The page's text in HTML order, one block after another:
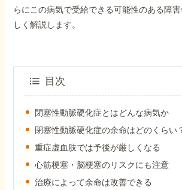
障害年金の金額
障害年金コラム
お知らせ
らにこの病気で受給できる可能性のある障
しく解説します。
目次
閉塞性動脈硬化症とはどんな病気か
閉塞性動脈硬化症の余命はどのくらい
重症虚血肢では予後が厳しくなる
心筋梗塞・脳梗塞のリスクにも注意
治療によって余命は改善できる